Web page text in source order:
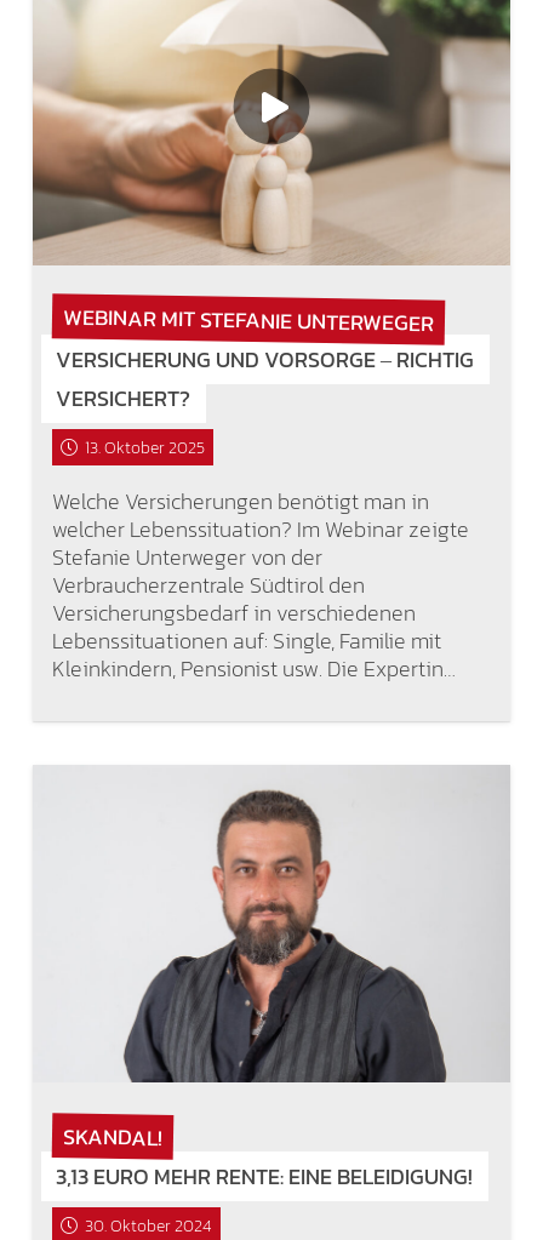
WEBINAR MIT STEFANIE UNTERWEGER
VERSICHERUNG UND VORSORGE ‒ RICHTIG
VERSICHERT?
13. Oktober 2025
Welche Versicherungen benötigt man in
welcher Lebenssituation? Im Webinar zeigte
Stefanie Unterweger von der
Verbraucherzentrale Südtirol den
Versicherungsbedarf in verschiedenen
Lebenssituationen auf: Single, Familie mit
Kleinkindern, Pensionist usw. Die Expertin…
SKANDAL!
3,13 EURO MEHR RENTE: EINE BELEIDIGUNG!
30. Oktober 2024